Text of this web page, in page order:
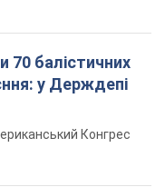
70 балістичних
у Держдепі
Конгрес